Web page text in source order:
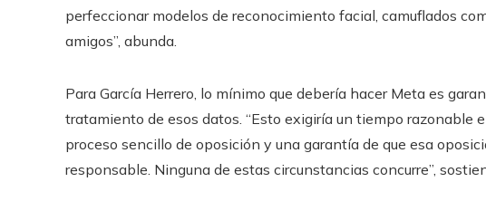
perfeccionar modelos de reconocimiento facial, camuflados
amigos”, abunda.
Para García Herrero, lo mínimo que debería hacer Meta es
tratamiento de esos datos. “Esto exigiría un tiempo razonable
proceso sencillo de oposición y una garantía de que esa
responsable. Ninguna de estas circunstancias concurre”,